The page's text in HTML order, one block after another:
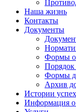
Наша жизнь
Контакты
Документы
Формы
Порядок
Формы
Архив
Истории
Информация о